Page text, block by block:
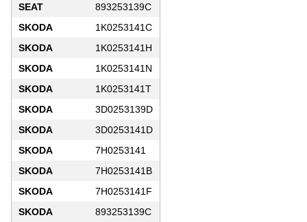
SEAT
893253139C
SKODA
1K0253141C
SKODA
1K0253141H
SKODA
1K0253141N
SKODA
1K0253141T
SKODA
3D0253139D
SKODA
3D0253141D
SKODA
7H0253141
SKODA
7H0253141B
SKODA
7H0253141F
SKODA
893253139C